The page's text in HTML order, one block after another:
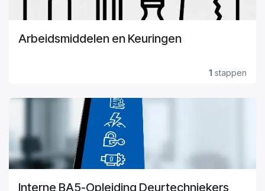
Arbeidsmiddelen en Keuringen
1 stappen
Interne BA5-Opleiding Deurtechniekers